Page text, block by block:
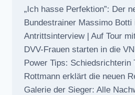
„Ich hasse Perfektion”: Der
Bundestrainer Massimo Botti
Antrittsinterview | Auf Tour
DVV-Frauen starten in die
Power Tips: Schiedsrichterin
Rottmann erklärt die neuen
Galerie der Sieger: Alle